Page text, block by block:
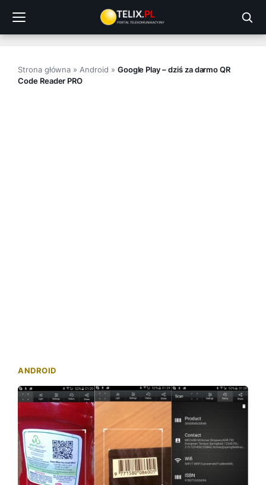
treści
Strona główna » Android » Google Play – dziś za darmo QR
Code Reader PRO
ANDROID